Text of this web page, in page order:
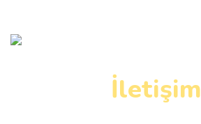
İletişim